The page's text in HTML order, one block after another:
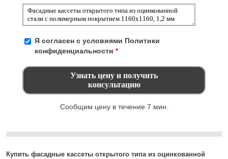
Купить фасадные кассеты открытого типа из оцинкованной
Я согласен с условиями Политики
конфиденциальности *
Сообщим цену в течение 7 мин.